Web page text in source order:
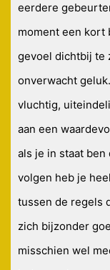
eerdere
moment een kort
gevoel dichtbij te
onverwacht
vluchtig,
aan een
als je in staat
volgen heb je
tussen de regels
zich bijzonder
misschien wel